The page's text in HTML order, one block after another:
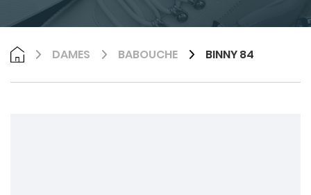
DAMES BABOUCHE BINNY 84